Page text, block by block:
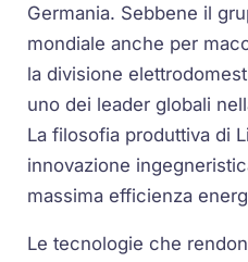
Germania. Sebbene il
mondiale anche per
la divisione
uno dei leader globali
La filosofia produttiva di
innovazione
massima efficienza
Le tecnologie che